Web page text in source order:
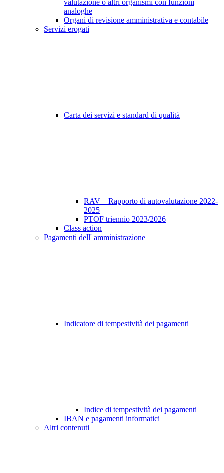
valutazione o altri organismi con funzioni
analoghe
Organi di revisione amministrativa e contabile
Servizi erogati
Carta dei servizi e standard di qualità
RAV – Rapporto di autovalutazione 2022-
2025
PTOF triennio 2023/2026
Class action
Pagamenti dell' amministrazione
Indicatore di tempestività dei pagamenti
Indice di tempestività dei pagamenti
IBAN e pagamenti informatici
Altri contenuti